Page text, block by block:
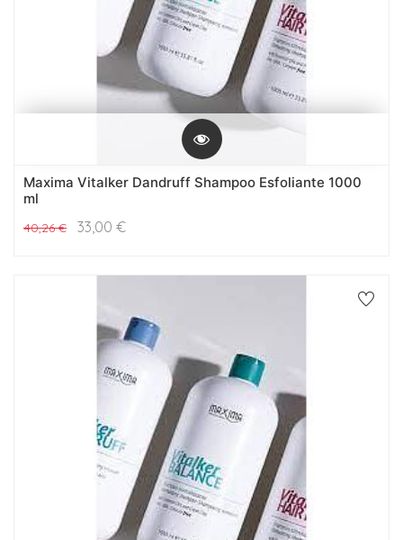
Maxima Vitalker Dandruff Shampoo Esfoliante 1000
ml
40,26€ 33,00 €